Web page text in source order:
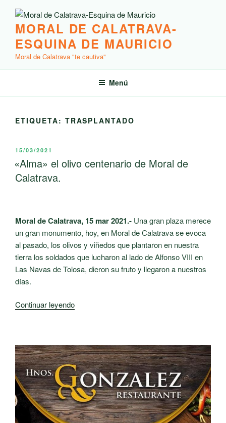
contenidoMORAL DE CALATRAVA-
ESQUINA DE MAURICIO
Moral de Calatrava "te cautiva"
Menú
ETIQUETA: TRASPLANTADO
PUBLICADO
EL
15/03/2021
«Alma» el olivo centenario de Moral de
Calatrava.
Moral de Calatrava, 15 mar 2021.- Una gran plaza merece
un gran monumento, hoy, en Moral de Calatrava se evoca
al pasado, los olivos y viñedos que plantaron en nuestra
tierra los soldados que lucharon al lado de Alfonso VIII en
Las Navas de Tolosa, dieron su fruto y llegaron a nuestros
días.
Continuar leyendo««Alma»
de
Moral
de
Calatrava.»